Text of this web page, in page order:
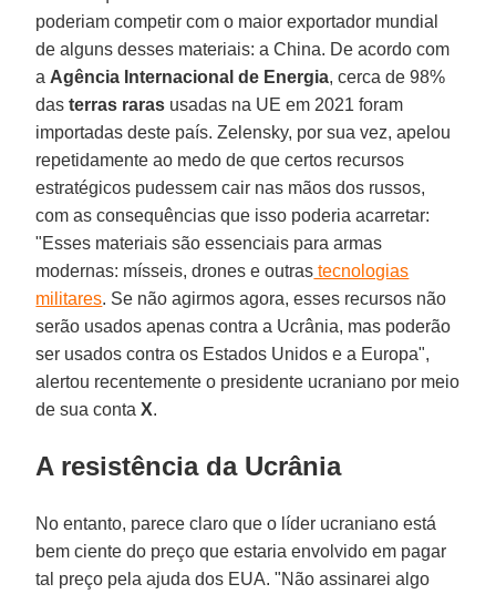
poderiam competir com o maior exportador mundial
de alguns desses materiais: a China. De acordo com
a Agência Internacional de Energia, cerca de 98%
dasterras raras usadas na UE em 2021 foram
importadas deste país. Zelensky, por sua vez, apelou
repetidamente ao medo de que certos recursos
estratégicos pudessem cair nas mãos dos russos,
com as consequências que isso poderia acarretar:
"Esses materiais são essenciais para armas
modernas: mísseis, drones e outras tecnologias
militares. Se não agirmos agora, esses recursos não
serão usados apenas contra a Ucrânia, mas poderão
ser usados contra os Estados Unidos e a Europa",
alertou recentemente o presidente ucraniano por meio
de sua contaX.
A resistência da Ucrânia
No entanto, parece claro que o líder ucraniano está
bem ciente do preço que estaria envolvido em pagar
tal preço pela ajuda dos EUA. "Não assinarei algo